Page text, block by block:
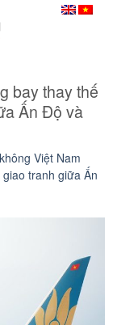
bay thay thế
Ấn Độ và
Việt Nam
tranh giữa Ấn